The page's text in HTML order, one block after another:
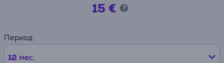
15 €
Период
12 мес.